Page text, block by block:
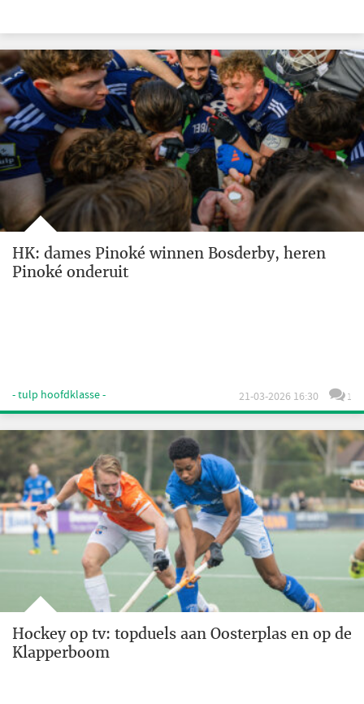
HK: dames Pinoké winnen Bosderby, heren
Pinoké onderuit
- tulp hoofdklasse - 21-03-2026 16:30 1
Hockey op tv: topduels aan Oosterplas en op de
Klapperboom